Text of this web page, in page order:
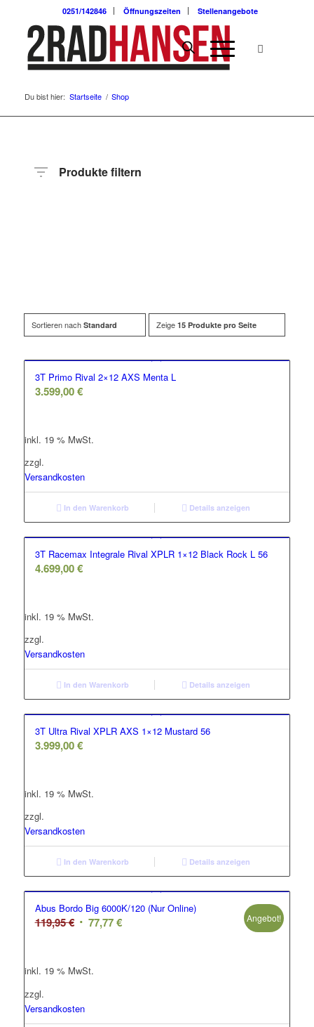
0251/142846 Öffnungszeiten Stellenangebote
Du bist hier: Startseite / Shop
Produkte filtern
Sortieren nach Standard Zeige 15 Produkte pro Seite
3T Primo Rival 2×12 AXS Menta L
3.599,00€
inkl. 19 % MwSt.
zzgl.
Versandkosten
In den Warenkorb Details anzeigen
3T Racemax Integrale Rival XPLR 1×12 Black Rock L 56
4.699,00€
inkl. 19 % MwSt.
zzgl.
Versandkosten
In den Warenkorb Details anzeigen
3T Ultra Rival XPLR AXS 1×12 Mustard 56
3.999,00€
inkl. 19 % MwSt.
zzgl.
Versandkosten
In den Warenkorb Details anzeigen
Abus Bordo Big 6000K/120 (Nur Online)
119,95€ Ursprünglicher
119,95 €
77,77€Aktueller
Angebot!
inkl. 19 % MwSt.
zzgl.
Versandkosten